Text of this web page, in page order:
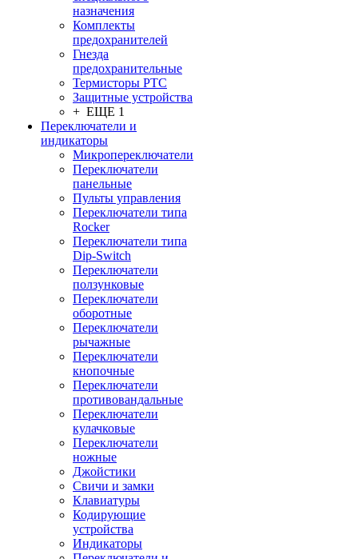
назначения
Комплекты
предохранителей
Гнезда
предохранительные
Термисторы PTC
Защитные устройства
+ ЕЩЕ 1
Переключатели и
индикаторы
Микропереключатели
Переключатели
панельные
Пульты управления
Переключатели типа
Rocker
Переключатели типа
Dip-Switch
Переключатели
ползунковые
Переключатели
оборотные
Переключатели
рычажные
Переключатели
кнопочные
Переключатели
противовандальные
Переключатели
кулачковые
Переключатели
ножные
Джойстики
Свичи и замки
Клавиатуры
Кодирующие
устройства
Индикаторы